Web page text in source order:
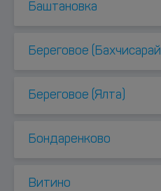
Баштановка
Береговое
Береговое (Ялта)
Бондаренково
Витино